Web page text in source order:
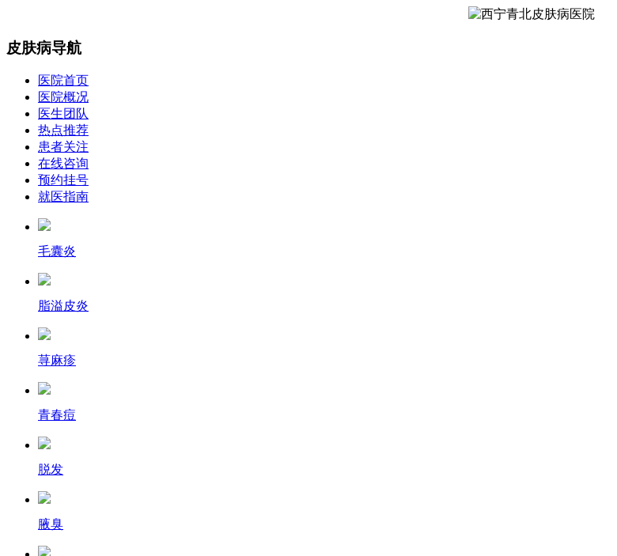
皮肤病导航
医院首页
医院概况
医生团队
热点推荐
患者关注
在线咨询
预约挂号
就医指南
毛囊炎
脂溢皮炎
荨麻疹
青春痘
脱发
腋臭